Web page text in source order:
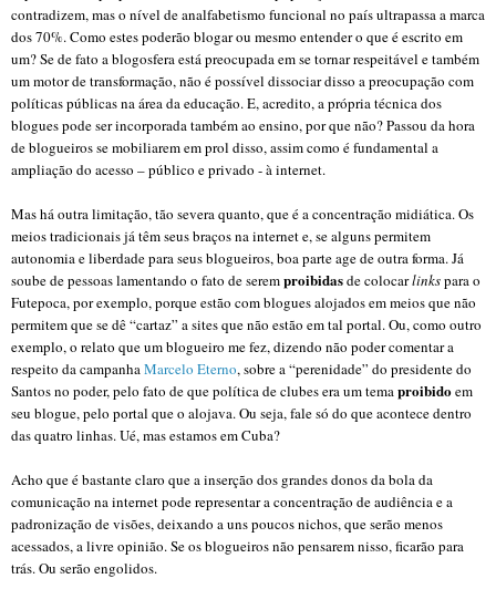
contradizem, mas o nível de analfabetismo funcional no país ultrapassa a marca
dos 70%. Como estes poderão blogar ou mesmo entender o que é escrito em
um? Se de fato a blogosfera está preocupada em se tornar respeitável e também
um motor de transformação, não é possível dissociar disso a preocupação com
políticas públicas na área da educação. E, acredito, a própria técnica dos
blogues pode ser incorporada também ao ensino, por que não? Passou da hora
de blogueiros se mobiliarem em prol disso, assim como é fundamental a
ampliação do acesso – público e privado - à internet.
Mas há outra limitação, tão severa quanto, que é a concentração midiática. Os
meios tradicionais já têm seus braços na internet e, se alguns permitem
autonomia e liberdade para seus blogueiros, boa parte age de outra forma. Já
soube de pessoas lamentando o fato de seremproibidasde colocarlinkspara o
Futepoca, por exemplo, porque estão com blogues alojados em meios que não
permitem que se dê “cartaz” a sites que não estão em tal portal. Ou, como outro
exemplo, o relato que um blogueiro me fez, dizendo não poder comentar a
respeito da campanhaMarcelo Eterno, sobre a “perenidade” do presidente do
Santos no poder, pelo fato de que política de clubes era um temaproibidoem
seu blogue, pelo portal que o alojava. Ou seja, fale só do que acontece dentro
das quatro linhas. Ué, mas estamos em Cuba?
Acho que é bastante claro que a inserção dos grandes donos da bola da
comunicação na internet pode representar a concentração de audiência e a
padronização de visões, deixando a uns poucos nichos, que serão menos
acessados, a livre opinião. Se os blogueiros não pensarem nisso, ficarão para
trás. Ou serão engolidos.